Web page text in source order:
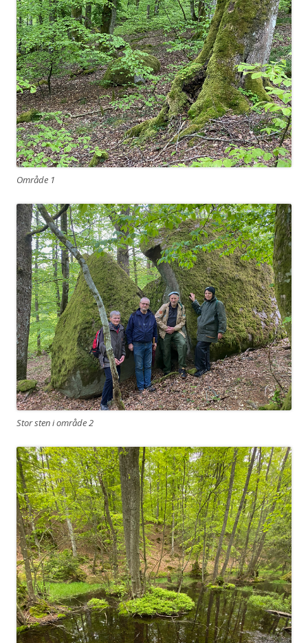
Område 1
Stor sten i område 2